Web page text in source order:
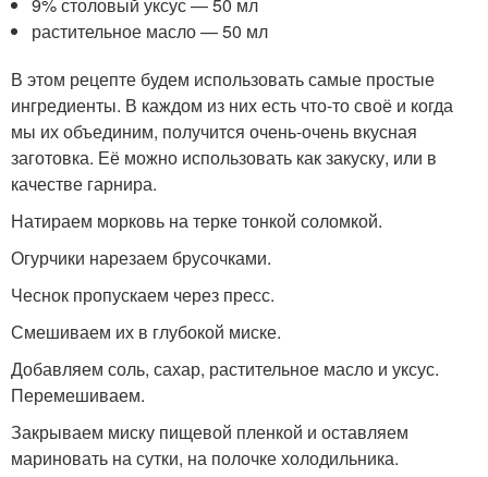
растительное масло — 50 мл
В этом рецепте будем использовать самые простые
ингредиенты. В каждом из них есть что-то своё и когда
мы их объединим, получится очень-очень вкусная
заготовка. Её можно использовать как закуску, или в
качестве гарнира.
Натираем морковь на терке тонкой соломкой.
Огурчики нарезаем брусочками.
Чеснок пропускаем через пресс.
Смешиваем их в глубокой миске.
Добавляем соль, сахар, растительное масло и уксус.
Перемешиваем.
Закрываем миску пищевой пленкой и оставляем
мариновать на сутки, на полочке холодильника.